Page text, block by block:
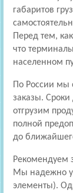
габаритов
Перед тем,
что
населенном
По России мы
заказы. Сроки
отгрузим
полной
до
Рекомендуем
Мы надежно
элементы).